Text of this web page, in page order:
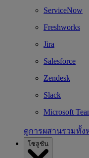
ServiceNow
Freshworks
Jira
Salesforce
Zendesk
Slack
Microsoft
ดูการผสานรวมทั้ง
โซลูชัน